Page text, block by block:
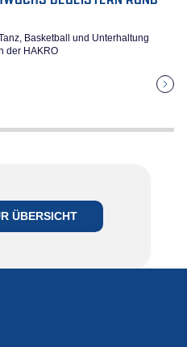
Basketball und Unterhaltung
der HAKRO
ÜBERSICHT